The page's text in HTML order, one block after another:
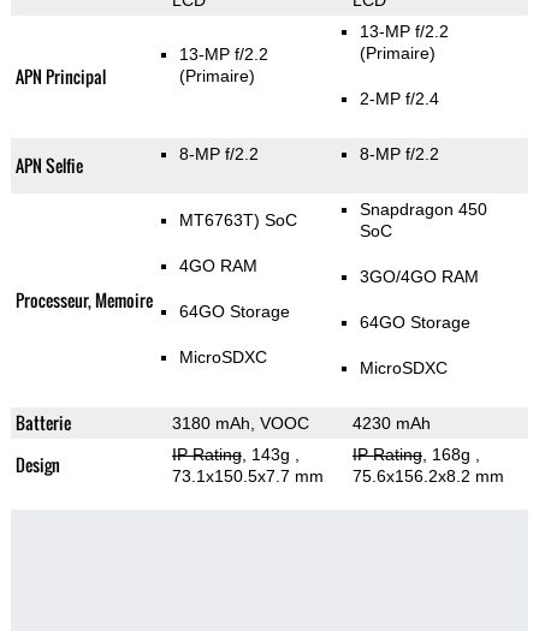
APN Principal
13-MP f/2.2
(Primaire)
13-MP f/2.2
(Primaire)
2-MP f/2.4
APN Selfie 8-MP f/2.2 8-MP f/2.2
Processeur, Memoire
MT6763T) SoC
4GO RAM
64GO Storage
MicroSDXC
Snapdragon 450
SoC
3GO/4GO RAM
64GO Storage
MicroSDXC
Batterie 3180 mAh, VOOC 4230 mAh
Design IP Rating, 143g
73.1x150.5x7.7 mm
IP Rating, 168g
75.6x156.2x8.2 mm